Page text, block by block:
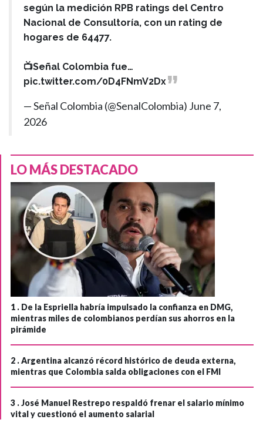
según la medición RPB ratings del Centro
Nacional de Consultoría, con un rating de
hogares de 64477.
📺Señal Colombia fue…
pic.twitter.com/0D4FNmV2Dx
— Señal Colombia (@SenalColombia) June 7,
2026
LO MÁS DESTACADO
1 . De la Espriella habría impulsado la confianza en DMG,
mientras miles de colombianos perdían sus ahorros en la
pirámide
2 .Argentina alcanzó récord histórico de deuda externa,
mientras que Colombia salda obligaciones con el FMI
3 .José Manuel Restrepo respaldó frenar el salario mínimo
vital y cuestionó el aumento salarial